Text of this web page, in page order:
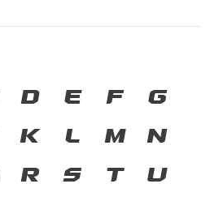
D E F G
K L M N
R S T U